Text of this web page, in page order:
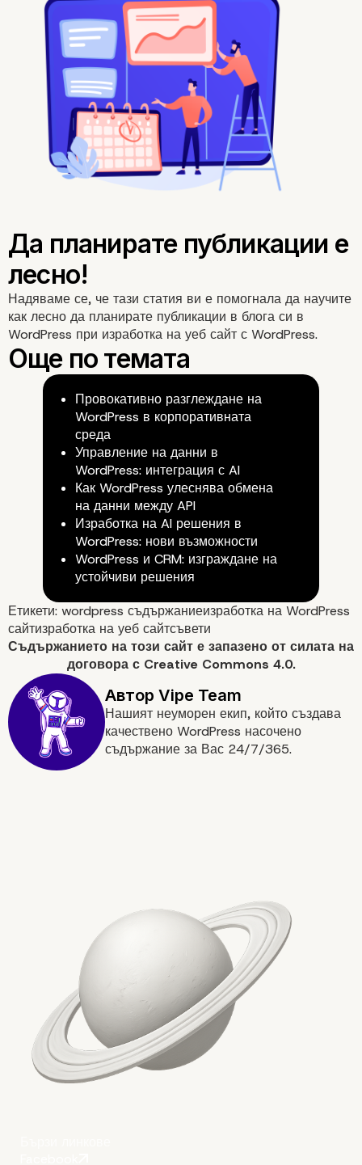
Как да видите всички
публикации в WordPress?
Какво да направите, ако
планираните публикации в
WordPress пропуснат
Мога ли също да планирам
WordPress страници?
Мога ли да планирам
публикувана публикация
страница в WordPress?
Надяваме се, че тази статия ви е помогнала да научите
как лесно да планирате публикации в блога си в
WordPress при изработка на уеб сайт с WordPress.
Провокативно разглеждане на
WordPress в корпоративната
среда
Управление на данни в
WordPress: интеграция с AI
Как WordPress улеснява обмена
на данни между API
Изработка на AI решения в
WordPress: нови възможности
WordPress и CRM: изграждане на
устойчиви решения
Етикети: wordpress съдържаниеизработка на WordPress
сайтизработка на уеб сайтсъвети
Съдържанието на този сайт е запазено от силата на
договора с Creative Commons 4.0.
Нашият неуморен екип, който създава
качествено WordPress насочено
съдържание за Вас 24/7/365.